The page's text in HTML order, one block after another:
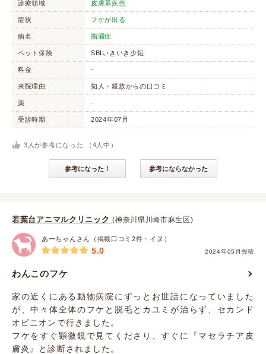
診療領域 皮膚系疾患
症状 フケが出る
病名 脂漏症
ペット保険 SBIいきいき少短
料金 -
来院理由 知人・親族からの口コミ
薬 -
受診時期 2024年07月
3 人が参考になった （ 4 人中）
参考になった！ 参考にならなかった
若葉台アニマルクリニック(神奈川県川崎市麻生区)
あーちゃんさん（掲載口コミ2件・イヌ）
2024年05月投稿
5.0
わんこのフケ
家の近くにある動物病院にずっとお世話になっていました
が、中々体全体のフケと脱毛とカユミが治らず、セカンド
オピニオンで行きました。
フケをすぐ顕微鏡で見てくださり、すぐに『マセラチア皮
膚炎』と診断されました。